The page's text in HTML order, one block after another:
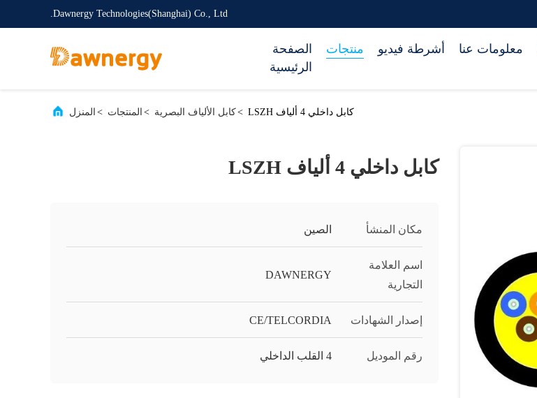
Dawnergy Technologies(Shanghai) Co., Ltd.
الصفحة
الرئيسية
منتجات أشرطة فيديو معلومات عنا
المنزل > المنتجات > كابل الألياف البصرية> كابل داخلي 4 ألياف LSZH
كابل داخلي 4 ألياف LSZH
مكان المنشأ الصين
اسم العلامة
التجارية
DAWNERGY
إصدار الشهادات CE/TELCORDIA
رقم الموديل 4 القلب الداخلي